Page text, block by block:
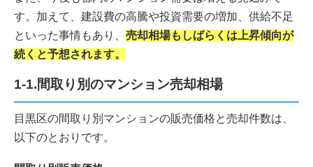
す。加えて、建設費の高騰や投資需要の増加、供給不足
といった事情もあり、 売却相場もしばらくは上昇傾向が
続くと予想されます。
1-1.間取り別のマンション売却相場
目黒区の間取り別マンションの販売価格と売却件数は、
以下のとおりです。